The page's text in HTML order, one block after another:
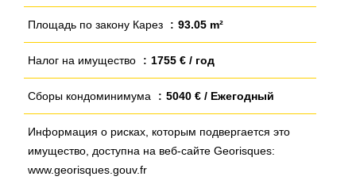
Площадь по закону Карез 93.05 m²
Налог на имущество 1755 € / год
Сборы кондоминимума 5040 € / Ежегодный
Информация о рисках, которым подвергается это
имущество, доступна на веб-сайте Georisques:
www.georisques.gouv.fr